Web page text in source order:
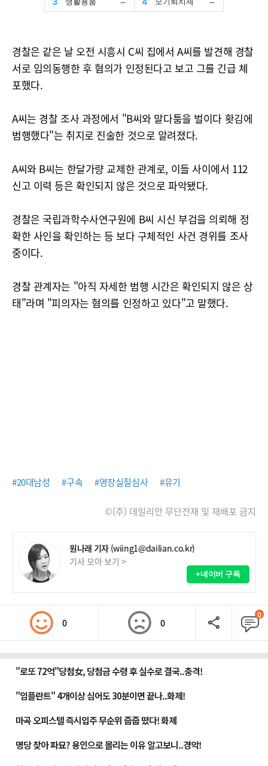
경찰은 같은 날 오전 시흥시 C씨 집에서 A씨를 발견해 경찰
서로 임의동행한 후 혐의가 인정된다고 보고 그를 긴급 체
포했다.
A씨는 경찰 조사 과정에서 "B씨와 말다툼을 벌이다 홧김에
범행했다"는 취지로 진술한 것으로 알려졌다.
A씨와 B씨는 한달가량 교제한 관계로, 이들 사이에서 112
신고 이력 등은 확인되지 않은 것으로 파악됐다.
경찰은 국립과학수사연구원에 B씨 시신 부검을 의뢰해 정
확한 사인을 확인하는 등 보다 구체적인 사건 경위를 조사
중이다.
경찰 관계자는 "아직 자세한 범행 시간은 확인되지 않은 상
태"라며 "피의자는 혐의를 인정하고 있다"고 말했다.
#20대남성 #구속 #영장실질심사 #유기
©(주) 데일리안 무단전재 및 재배포 금지
원나래 기자 (wiing1@dailian.co.kr)
기사 모아 보기 >
+네이버 구독
0 0
0